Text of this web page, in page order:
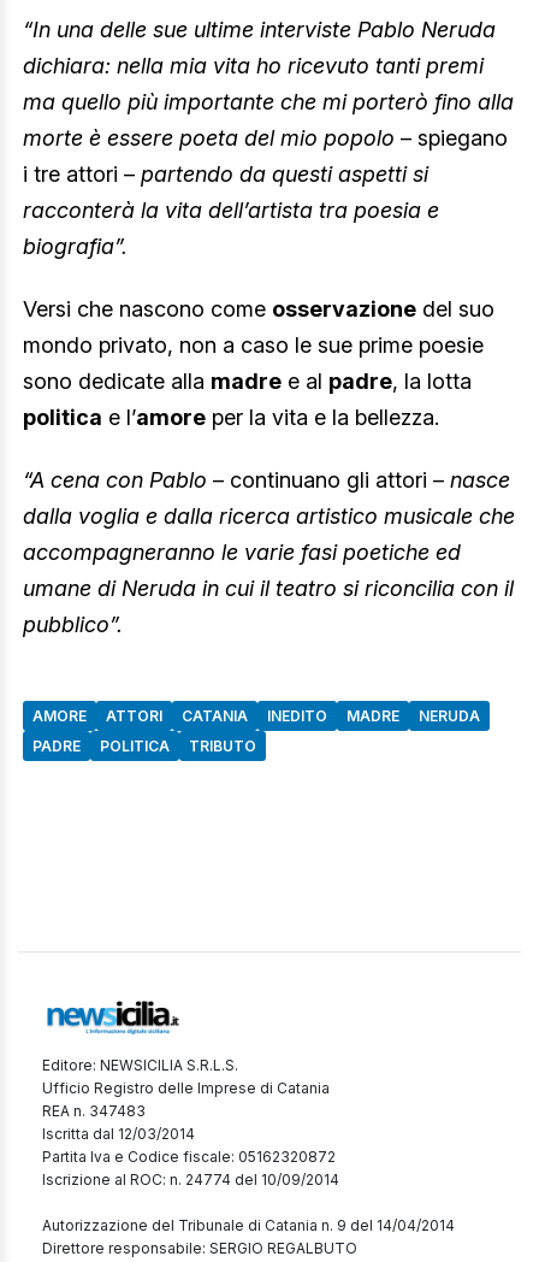
“In una delle sue ultime interviste Pablo Neruda
dichiara: nella mia vita ho ricevuto tanti premi
ma quello più importante che mi porterò fino alla
morte è essere poeta del mio popolo – spiegano
i tre attori – partendo da questi aspetti si
racconterà la vita dell’artista tra poesia e
biografia”.
Versi che nascono come osservazione del suo
mondo privato, non a caso le sue prime poesie
sono dedicate alla madre e al padre, la lotta
politica e l’amore per la vita e la bellezza.
“A cena con Pablo – continuano gli attori – nasce
dalla voglia e dalla ricerca artistico musicale che
accompagneranno le varie fasi poetiche ed
umane di Neruda in cui il teatro si riconcilia con il
pubblico”.
AMORE ATTORI CATANIA INEDITO MADRE
NERUDA
PADRE
POLITICA TRIBUTO
Editore: NEWSICILIA S.R.L.S.
Ufficio Registro delle Imprese di Catania
REA n. 347483
Iscritta dal 12/03/2014
Partita Iva e Codice fiscale: 05162320872
Iscrizione al ROC: n. 24774 del 10/09/2014
Autorizzazione del Tribunale di Catania n. 9 del 14/04/2014
Direttore responsabile: SERGIO REGALBUTO